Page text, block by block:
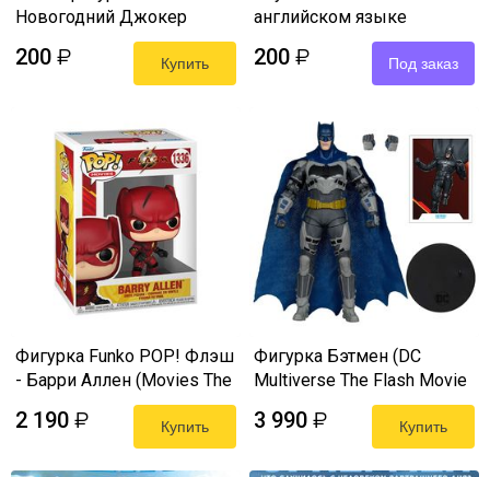
Новогодний Джокер
(Pogo Blocks - DC Joker)
200 ₽ Купить
английском языке
200 ₽ Под заказ
Фигурка Funko POP! Флэш
- Барри Аллен (Movies The
Flash 2023 - Barry Allen Red
Suit)
2 190 ₽ Купить
Фигурка Бэтмен (DC
Multiverse The Flash Movie
Blue/Grey Chase) McFarlane
18 см лицензия
3 990 ₽ Купить